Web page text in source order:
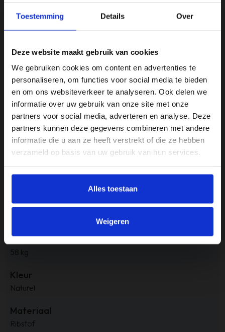
Toestemming Details Over
Deze website maakt gebruik van cookies
We gebruiken cookies om content en advertenties te
personaliseren, om functies voor social media te bieden
en om ons websiteverkeer te analyseren. Ook delen we
informatie over uw gebruik van onze site met onze
partners voor social media, adverteren en analyse. Deze
partners kunnen deze gegevens combineren met andere
informatie die u aan ze heeft verstrekt of die ze hebben
verzameld op basis van uw gebruik van hun services.
Alles toestaan
Weigeren
zitcomfort dankzij de hoogwaardige schuimvulling.
ervaar het perfecte samenspel van stijl, comfort en
aanbieding!
Specificaties
Aantal zitplekken
3
Armleuninghoogte
Gewicht
58 kg
Kleur
Naturel
Materiaal
Ribstof